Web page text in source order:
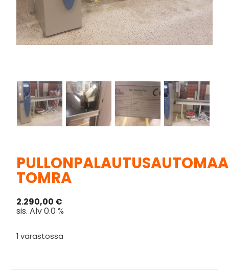
TOMRA
2.290,00 €
sis. Alv 0.0 %
1 varastossa